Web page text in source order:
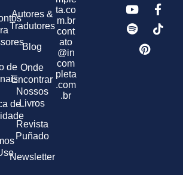
de
de
Autores &
Tradutores
Blog
Onde
Encontrar
Nossos
Livros
Revista
Puñado
Newsletter
ta.co
m.br
cont
ato
@in
com
pleta
.com
.br